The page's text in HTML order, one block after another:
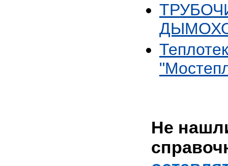
Не